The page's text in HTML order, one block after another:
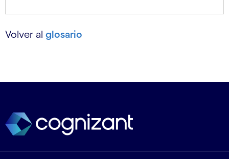
Volver al glosario